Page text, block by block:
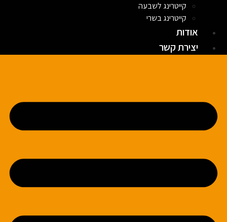
קייטרינג לשבעה
קייטרינג בשרי
אודות
יצירת קשר